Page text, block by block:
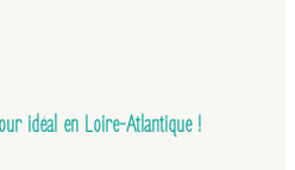
idéal en Loire-Atlantique !